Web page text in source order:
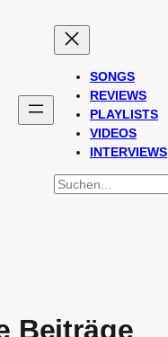
SONGS
REVIEWS
PLAYLISTS
VIDEOS
INTERVIEWS
SUCHEN
Beiträge